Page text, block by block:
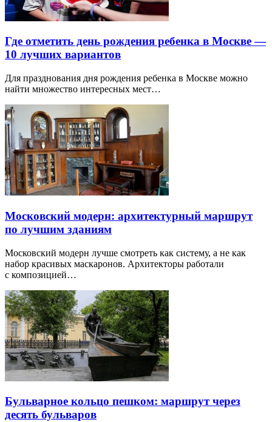
Где отметить день рождения ребенка в Москве —
10 лучших вариантов
Для празднования дня рождения ребенка в Москве можно
найти множество интересных мест…
Московский модерн: архитектурный маршрут
по лучшим зданиям
Московский модерн лучше смотреть как систему, а не как
набор красивых маскаронов. Архитекторы работали
с композицией…
Бульварное кольцо пешком: маршрут через
десять бульваров